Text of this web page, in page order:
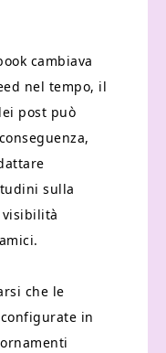
cambiava
nel tempo, il
post può
sulla
che le
in